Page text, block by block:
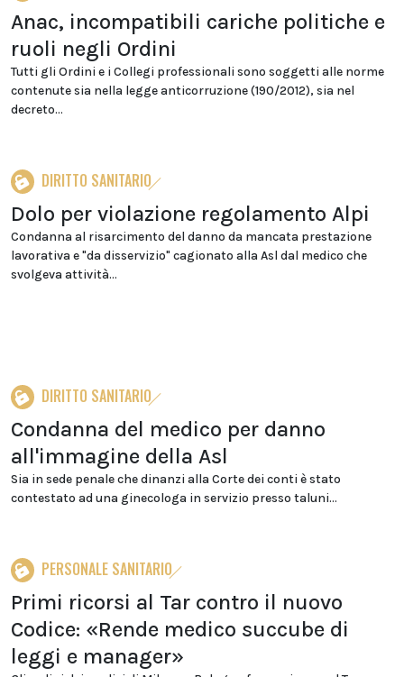
Anac, incompatibili cariche politiche e
ruoli negli Ordini
Tutti gli Ordini e i Collegi professionali sono soggetti alle norme
contenute sia nella legge anticorruzione (190/2012), sia nel
decreto...
DIRITTO SANITARIO
Dolo per violazione regolamento Alpi
Condanna al risarcimento del danno da mancata prestazione
lavorativa e "da disservizio" cagionato alla Asl dal medico che
svolgeva attività...
DIRITTO SANITARIO
Condanna del medico per danno
all'immagine della Asl
Sia in sede penale che dinanzi alla Corte dei conti è stato
contestato ad una ginecologa in servizio presso taluni...
PERSONALE SANITARIO
Primi ricorsi al Tar contro il nuovo
Codice: «Rende medico succube di
leggi e manager»